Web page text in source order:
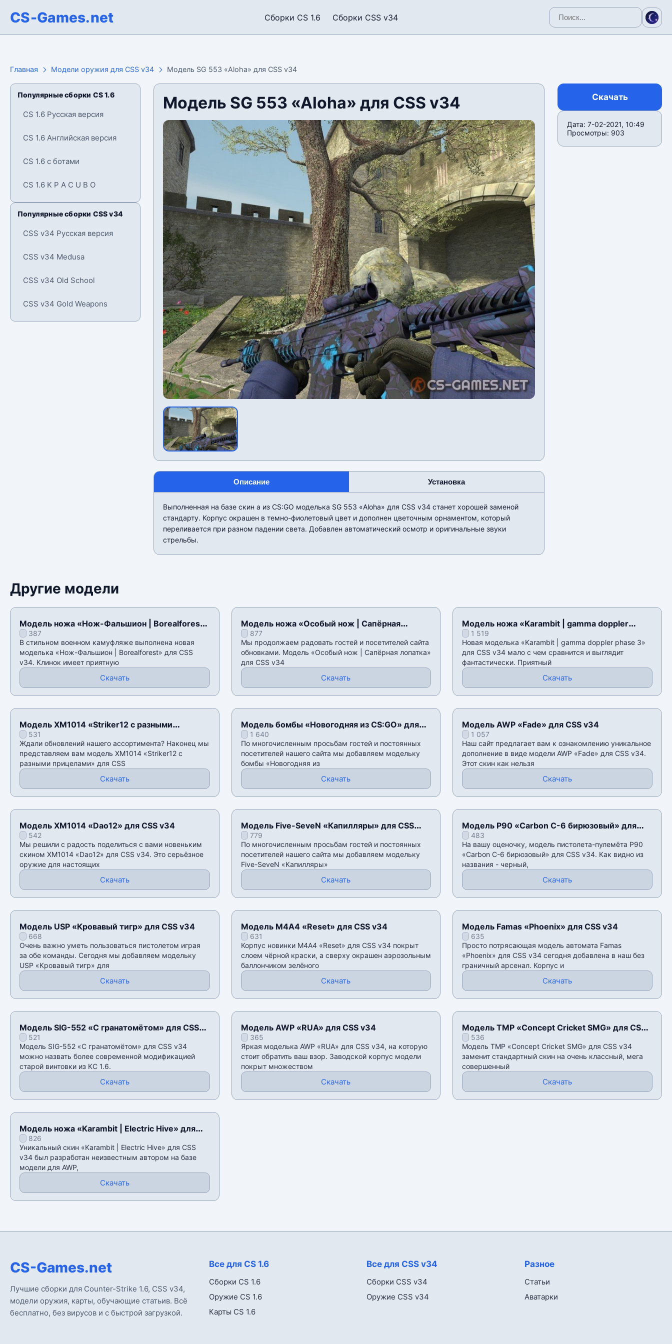
CS-Games.net Сборки CS 1.6 Сборки CSS v34
Главная Модели оружия для CSS v34 Модель SG 553 «Aloha» для CSS v34
Популярные сборки CS 1.6
CS 1.6 Русская версия
CS 1.6 Английская версия
CS 1.6 с ботами
CS 1.6 K P A C U B O
Популярные сборки CSS v34
CSS v34 Русская версия
CSS v34 Medusa
CSS v34 Old School
CSS v34 Gold Weapons
Модель SG 553 «Aloha» для CSS v34
Описание Установка
Выполненная на базе скин а из CS:GO моделька SG 553 «Aloha» для CSS v34 станет хорошей заменой
стандарту. Корпус окрашен в темно-фиолетовый цвет и дополнен цветочным орнаментом, который
переливается при разном падении света. Добавлен автоматический осмотр и оригинальные звуки
стрельбы.
Скачать
Дата: 7-02-2021, 10:49
Просмотры: 903
Другие модели
Модель ножа «Нож-Фальшион | Borealforest»
для CSS v34
387
В стильном военном камуфляже выполнена новая
моделька «Нож-Фальшион | Borealforest» для CSS
v34. Клинок имеет приятную
Скачать
Модель ножа «Особый нож | Сапёрная
лопатка» для CSS v34
877
Мы продолжаем радовать гостей и посетителей сайта
обновками. Модель «Особый нож | Сапёрная лопатка»
для CSS v34
Скачать
Модель ножа «Karambit | gamma doppler
phase 3» для CSS v34
1 519
Новая моделька «Karambit | gamma doppler phase 3»
для CSS v34 мало с чем сравнится и выглядит
фантастически. Приятный
Скачать
Модель XM1014 «Striker12 с разными
прицелами» для CSS v34
531
Ждали обновлений нашего ассортимента? Наконец мы
представляем вам модель XM1014 «Striker12 с
разными прицелами» для CSS
Скачать
Модель бомбы «Новогодняя из CS:GO» для
CSS v34
1 640
По многочисленным просьбам гостей и постоянных
посетителей нашего сайта мы добавляем модельку
бомбы «Новогодняя из
Скачать
Модель AWP «Fade» для CSS v34
1 057
Наш сайт предлагает вам к ознакомлению уникальное
дополнение в виде модели AWP «Fade» для CSS v34.
Этот скин как нельзя
Скачать
Модель XM1014 «Dao12» для CSS v34
542
Мы решили с радость поделиться с вами новеньким
скином XM1014 «Dao12» для CSS v34. Это серьёзное
оружие для настоящих
Скачать
Модель Five-SeveN «Капилляры» для CSS
v34779
По многочисленным просьбам гостей и постоянных
посетителей нашего сайта мы добавляем модельку
Five-SeveN «Капилляры»
Скачать
Модель P90 «Carbon C-6 бирюзовый» для
CSS v34
483
На вашу оценочку, модель пистолета-пулемёта P90
«Carbon C-6 бирюзовый» для CSS v34. Как видно из
названия - черный,
Скачать
Модель USP «Кровавый тигр» для CSS v34
668
Очень важно уметь пользоваться пистолетом играя
за обе команды. Сегодня мы добавляем модельку
USP «Кровавый тигр» для
Скачать
Модель М4А4 «Reset» для CSS v34
631
Корпус новинки М4А4 «Reset» для CSS v34 покрыт
слоем чёрной краски, а сверху окрашен аэрозольным
баллончиком зелёного
Скачать
Модель Famas «Phoenix» для CSS v34
635
Просто потрясающая модель автомата Famas
«Phoenix» для CSS v34 сегодня добавлена в наш без
граничный арсенал. Корпус и
Скачать
Модель SIG-552 «С гранатомётом» для CSS
v34521
Модель SIG-552 «С гранатомётом» для CSS v34
можно назвать более современной модификацией
старой винтовки из КС 1.6.
Скачать
Модель AWP «RUA» для CSS v34
365
Яркая моделька AWP «RUA» для CSS v34, на которую
стоит обратить ваш взор. Заводской корпус модели
покрыт множеством
Скачать
Модель TMP «Concept Cricket SMG» для CSS
v34536
Модель TMP «Concept Cricket SMG» для CSS v34
заменит стандартный скин на очень классный, мега
совершенный
Скачать
Модель ножа «Karambit | Electric Hive» для
CSS v34
826
Уникальный скин «Karambit | Electric Hive» для CSS
v34 был разработан неизвестным автором на базе
модели для AWP,
Скачать
CS-Games.net
Лучшие сборки для Counter-Strike 1.6, CSS v34,
модели оружия, карты, обучающие статьив. Всё
бесплатно, без вирусов и с быстрой загрузкой.
Все для CS 1.6
Сборки CS 1.6
Оружие CS 1.6
Карты CS 1.6
Все для CSS v34
Сборки CSS v34
Оружие CSS v34
Разное
Статьи
Аватарки